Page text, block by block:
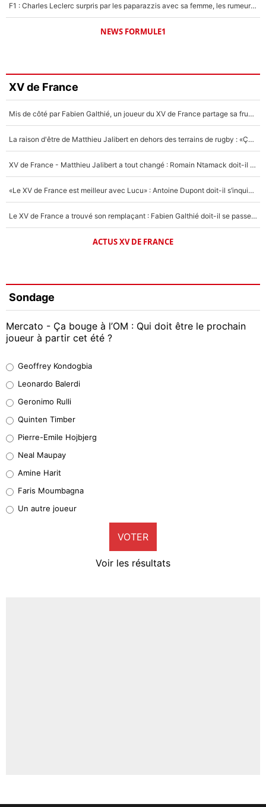
F1 : Charles Leclerc surpris par les paparazzis avec sa femme, les rumeurs étaient vraies !
NEWS FORMULE1
XV de France
Mis de côté par Fabien Galthié, un joueur du XV de France partage sa frustration : «ils ne me l’ont pas dit tout de suite»
La raison d'être de Matthieu Jalibert en dehors des terrains de rugby : «Ça m'atteint autant que si tu touches à un membre de ma famille»
XV de France - Matthieu Jalibert a tout changé : Romain Ntamack doit-il s’inquiéter pour sa place à un an de la Coupe du monde ?
«Le XV de France est meilleur avec Lucu» : Antoine Dupont doit-il s’inquiéter pour sa place ?
Le XV de France a trouvé son remplaçant : Fabien Galthié doit-il se passer d'Antoine Dupont ?
ACTUS XV DE FRANCE
Sondage
Mercato - Ça bouge à l’OM : Qui doit être le prochain
joueur à partir cet été ?
38%
32%
5%
1%
9%
Geoffrey Kondogbia
Leonardo Balerdi
Geronimo Rulli
Quinten Timber
Pierre-Emile Hojbjerg
Neal Maupay
Amine Harit
Faris Moumbagna
Un autre joueur
VOTER
Voir les résultats